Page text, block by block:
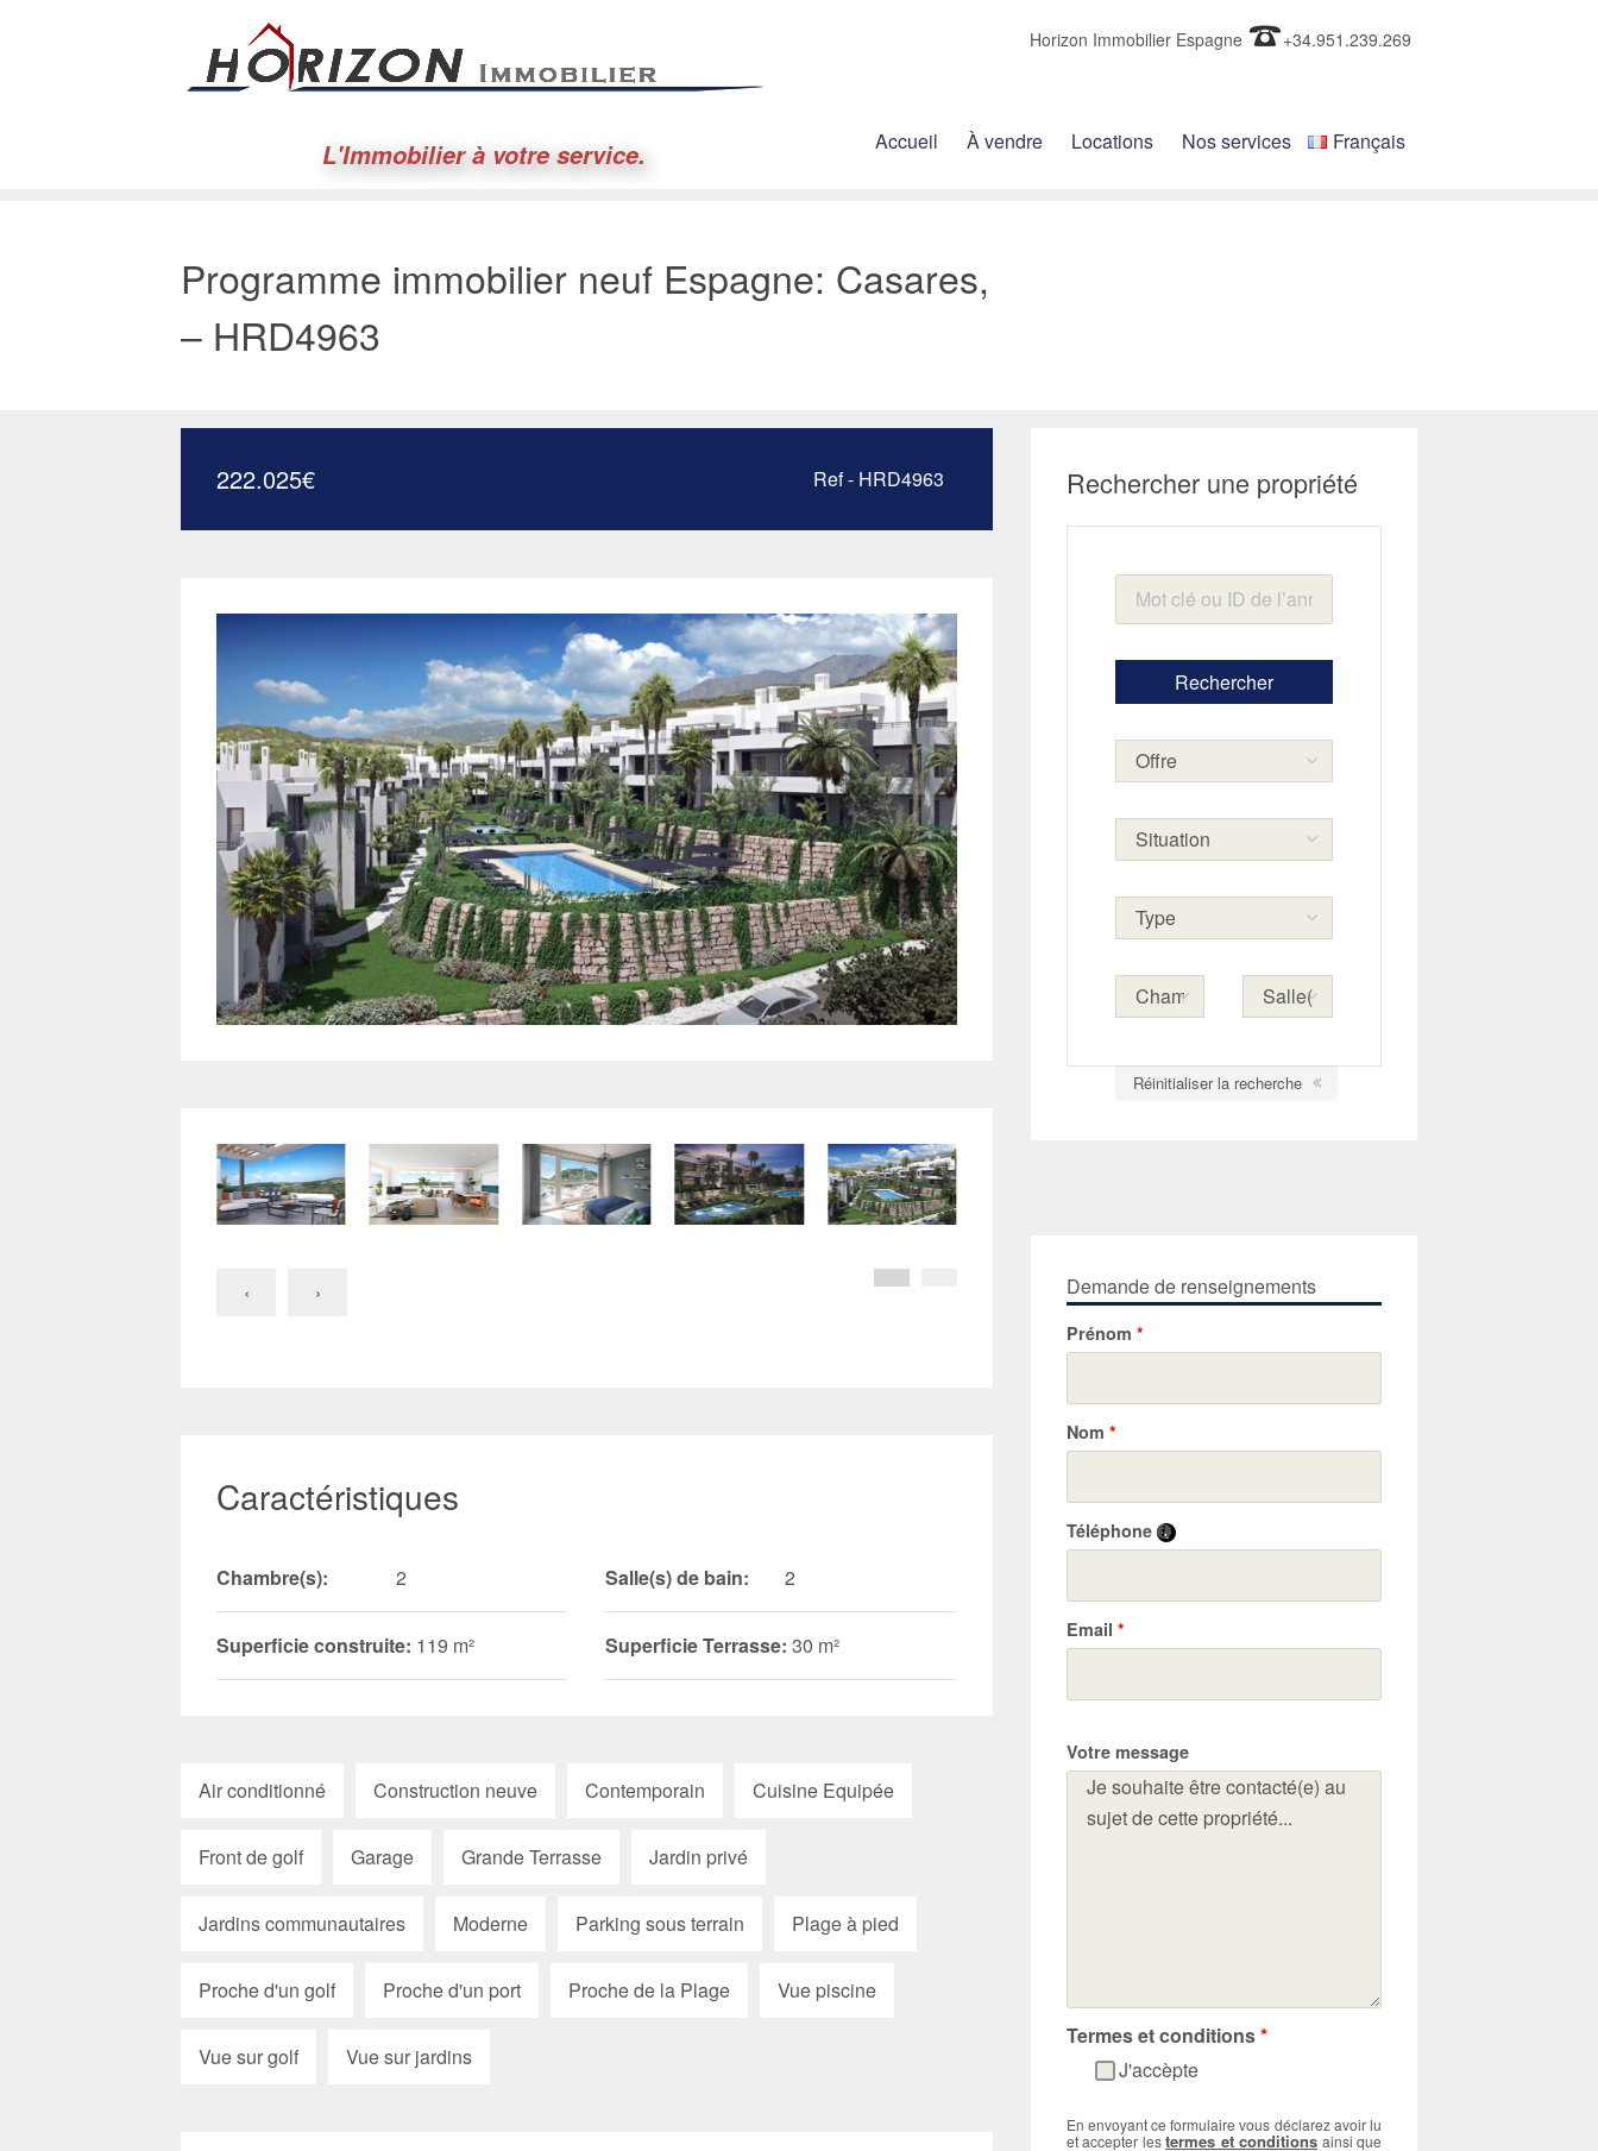
L'Immobilier à votre service. Accueil À vendre Locations Nos services Français
Horizon Immobilier Espagne +34.951.239.269
Programme immobilier neuf Espagne: Casares,
– HRD4963
222.025€ Ref - HRD4963
‹ ›
Caractéristiques
Chambre(s): 2 Salle(s) de bain: 2
Superficie construite: 119 m² Superficie Terrasse: 30 m²
Air conditionné Construction neuve Contemporain Cuisine Equipée
Front de golf Garage Grande Terrasse Jardin privé
Jardins communautaires Moderne Parking sous terrain Plage à pied
Proche d'un golf Proche d'un port Proche de la Plage Vue piscine
Vue sur golf Vue sur jardins
Rechercher une propriété
Réinitialiser la recherche
Demande de renseignements
Prénom *
Nom *
Téléphone
Email *
Votre message
Termes et conditions*
J'accèpte
En envoyant ce formulaire vous déclarez avoir lu
et accepter lestermes et conditions ainsi que